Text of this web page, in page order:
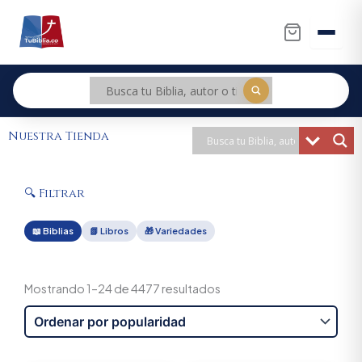
contenido
Nuestra Tienda
🔍 Filtrar
📖 Biblias 📗 Libros 🎁 Variedades
Mostrando 1–24 de 4477 resultados